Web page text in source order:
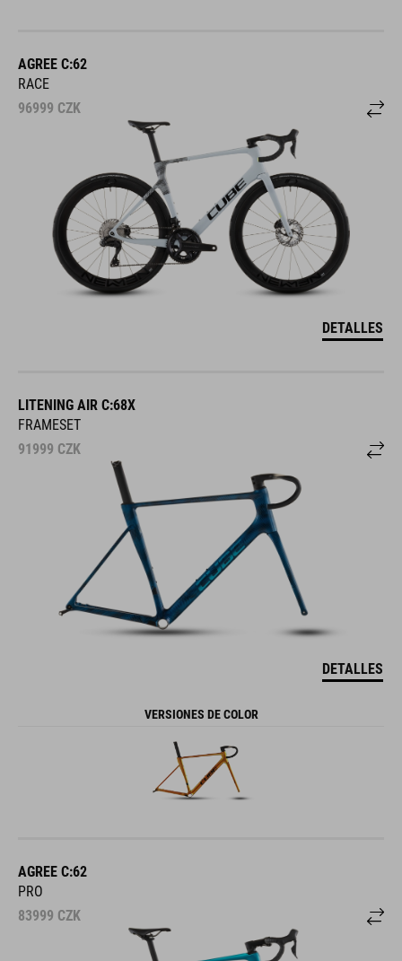
AGREE C:62
RACE
96999 CZK
DETALLES
LITENING AIR C:68X
FRAMESET
91999 CZK
DETALLES
VERSIONES DE COLOR
AGREE C:62
PRO
83999 CZK